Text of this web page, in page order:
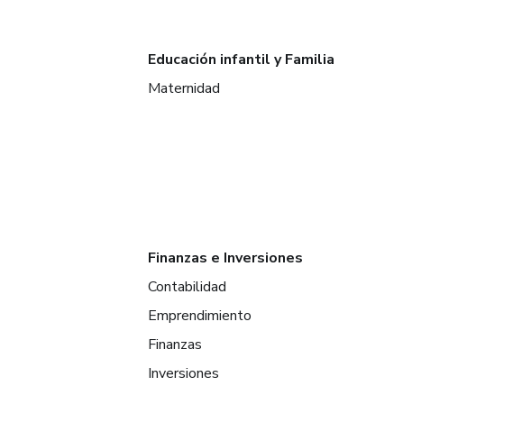
Educación infantil y Familia
Maternidad
Finanzas e Inversiones
Contabilidad
Emprendimiento
Finanzas
Inversiones